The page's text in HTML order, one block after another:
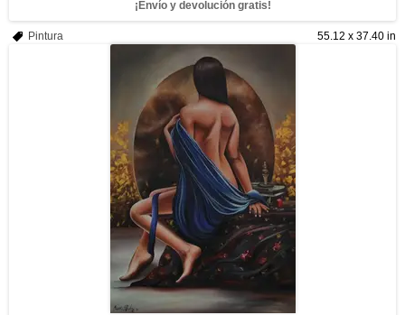
¡Envío y devolución gratis!
55.12 x 37.40 in
Pintura